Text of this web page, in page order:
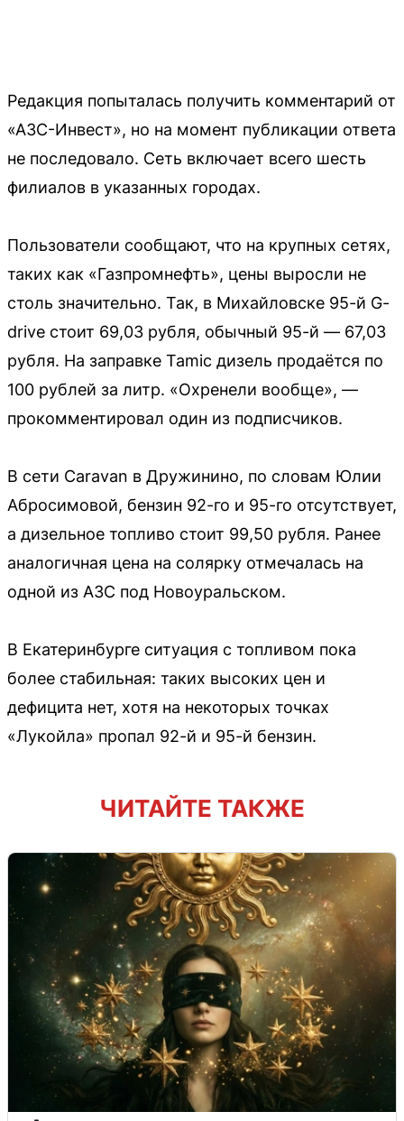
Редакция попыталась получить комментарий от
«АЗС-Инвест», но на момент публикации ответа
не последовало. Сеть включает всего шесть
филиалов в указанных городах.
Пользователи сообщают, что на крупных сетях,
таких как «Газпромнефть», цены выросли не
столь значительно. Так, в Михайловске 95-й G-
drive стоит 69,03 рубля, обычный 95-й — 67,03
рубля. На заправке Tamic дизель продаётся по
100 рублей за литр. «Охренели вообще», —
прокомментировал один из подписчиков.
В сети Caravan в Дружинино, по словам Юлии
Абросимовой, бензин 92-го и 95-го отсутствует,
а дизельное топливо стоит 99,50 рубля. Ранее
аналогичная цена на солярку отмечалась на
одной из АЗС под Новоуральском.
В Екатеринбурге ситуация с топливом пока
более стабильная: таких высоких цен и
дефицита нет, хотя на некоторых точках
«Лукойла» пропал 92-й и 95-й бензин.
ЧИТАЙТЕ ТАКЖЕ